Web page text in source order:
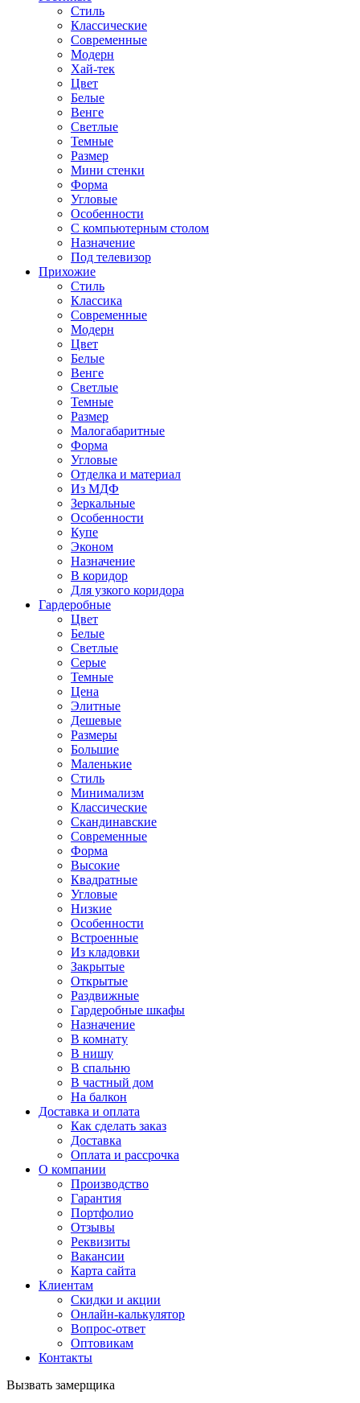
Стиль
Классические
Современные
Модерн
Хай-тек
Цвет
Белые
Венге
Светлые
Темные
Размер
Мини стенки
Форма
Угловые
Особенности
С компьютерным столом
Назначение
Под телевизор
Прихожие
Стиль
Классика
Современные
Модерн
Цвет
Белые
Венге
Светлые
Темные
Размер
Малогабаритные
Форма
Угловые
Отделка и материал
Из МДФ
Зеркальные
Особенности
Купе
Эконом
Назначение
В коридор
Для узкого коридора
Гардеробные
Цвет
Белые
Светлые
Серые
Темные
Цена
Элитные
Дешевые
Размеры
Большие
Маленькие
Стиль
Минимализм
Классические
Скандинавские
Современные
Форма
Высокие
Квадратные
Угловые
Низкие
Особенности
Встроенные
Из кладовки
Закрытые
Открытые
Раздвижные
Гардеробные шкафы
Назначение
В комнату
В нишу
В спальню
В частный дом
На балкон
Доставка и оплата
Как сделать заказ
Доставка
Оплата и рассрочка
О компании
Производство
Гарантия
Портфолио
Отзывы
Реквизиты
Вакансии
Карта сайта
Клиентам
Скидки и акции
Онлайн-калькулятор
Вопрос-ответ
Оптовикам
Контакты
Вызвать замерщика